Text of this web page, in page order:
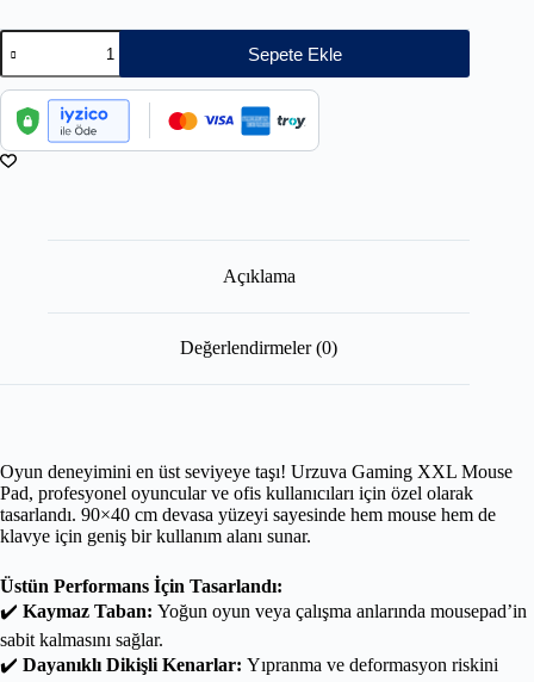
Sepete Ekle
Açıklama
Değerlendirmeler (0)
Oyun deneyimini en üst seviyeye taşı! Urzuva Gaming XXL Mouse
Pad, profesyonel oyuncular ve ofis kullanıcıları için özel olarak
tasarlandı. 90×40 cm devasa yüzeyi sayesinde hem mouse hem de
klavye için geniş bir kullanım alanı sunar.
Üstün Performans İçin Tasarlandı:
✔️ Kaymaz Taban: Yoğun oyun veya çalışma anlarında mousepad’in
sabit kalmasını sağlar.
✔️ Dayanıklı Dikişli Kenarlar: Yıpranma ve deformasyon riskini